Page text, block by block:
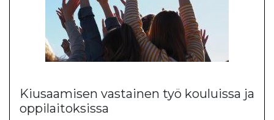
Kiusaamisen vastainen työ kouluissa ja
oppilaitoksissa